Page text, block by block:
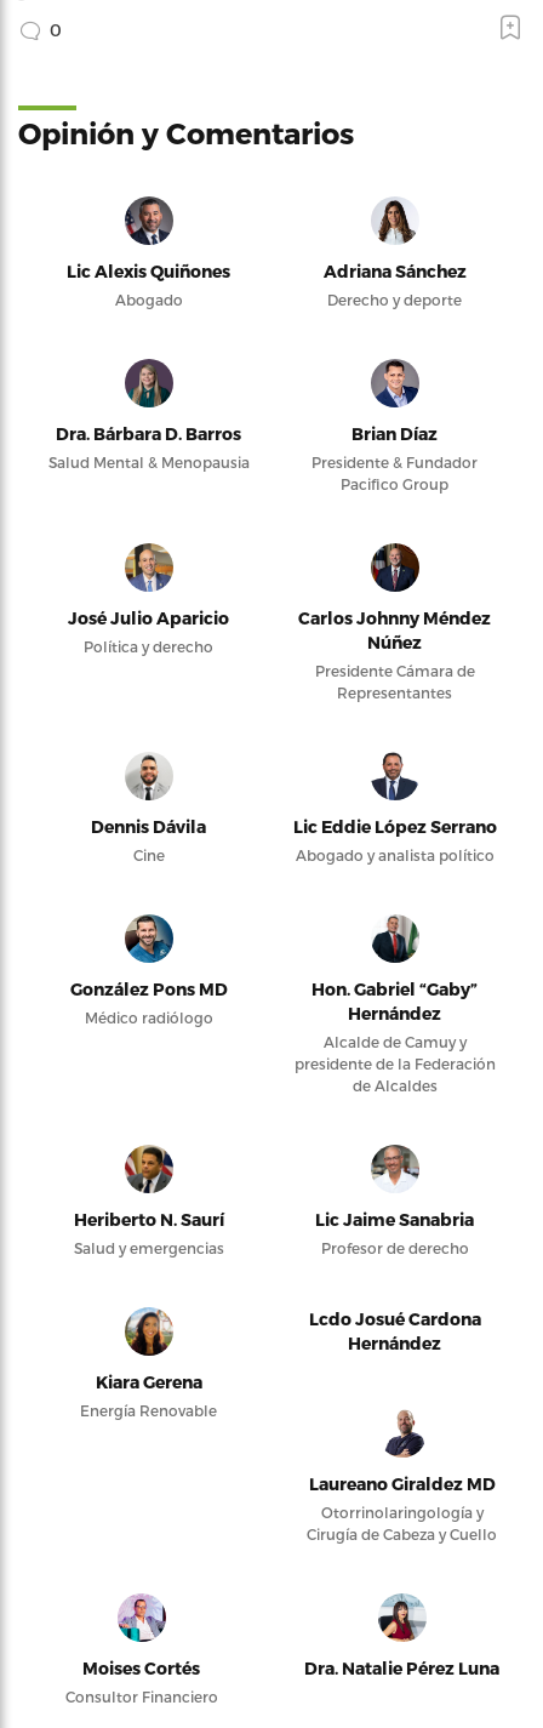
0
Opinión y Comentarios
Lic Alexis Quiñones
Abogado
Adriana Sánchez
Derecho y deporte
Dra. Bárbara D. Barros
Salud Mental & Menopausia
Brian Díaz
Presidente & Fundador
Pacifico Group
José Julio Aparicio
Política y derecho
Carlos Johnny Méndez
Núñez
Presidente Cámara de
Representantes
Dennis Dávila
Cine
Lic Eddie López Serrano
Abogado y analista político
González Pons MD
Médico radiólogo
Hon. Gabriel “Gaby”
Hernández
Alcalde de Camuy y
presidente de la Federación
de Alcaldes
Heriberto N. Saurí
Salud y emergencias
Lic Jaime Sanabria
Profesor de derecho
Kiara Gerena
Energía Renovable
Lcdo Josué Cardona
Hernández
Laureano Giraldez MD
Otorrinolaringología y
Cirugía de Cabeza y Cuello
Moises Cortés
Consultor Financiero
Dra. Natalie Pérez Luna